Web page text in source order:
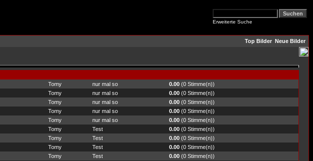
Erweiterte Suche
Top Bilder Neue Bilder
Tomy nur mal so 0.00 (0 Stimme(n))
Tomy nur mal so 0.00 (0 Stimme(n))
Tomy nur mal so 0.00 (0 Stimme(n))
Tomy nur mal so 0.00 (0 Stimme(n))
Tomy nur mal so 0.00 (0 Stimme(n))
Tomy Test 0.00 (0 Stimme(n))
Tomy Test 0.00 (0 Stimme(n))
Tomy Test 0.00 (0 Stimme(n))
Tomy Test 0.00 (0 Stimme(n))